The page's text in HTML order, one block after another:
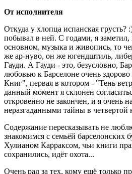
От исполнителя
Откуда у хлопца испанская
побывал в ней. С годами, я заметил,
основном, музыка и живопись, то
же ар-нуво, он же югендштиль,
Гауди. А Гауди - это, безусловно,
любовью к Барселоне очень
Книг", первая в котором - "Тень
данный момент я склонен
откровенно не закончен, и я очень
неразгаданными тайны в четвертой
Содержание пересказывать не
знакомимся с семьёй
Хулианом Карраксом, чьи книги
сохранились, идёт охота...
Очень рад за тех, кому ещё только